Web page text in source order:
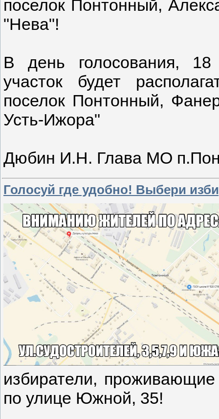
поселок Понтонный,
"Нева"!
В день голосования,
участок будет
поселок Понтонный,
Усть-Ижора"
Дюбин И.Н. Глава МО
Голосуй где удобно! Выбери
избиратели,
по улице Южной, 35!